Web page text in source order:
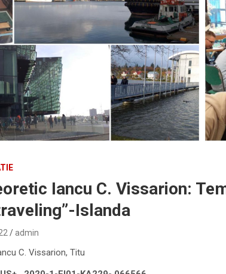
Iancu C. Vissarion:
Islanda
admin
C. Vissarion, Titu